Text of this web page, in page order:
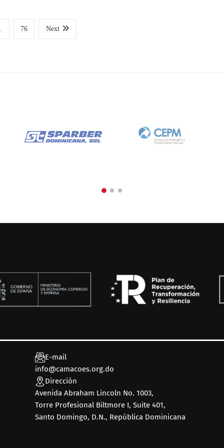
76 Next
E-mail
info@camacoes.org.do
Dirección
Avenida Abraham Lincoln No. 1003,
Torre Profesional Biltmore I, Suite 401,
Santo Domingo, D.N., República Dominicana